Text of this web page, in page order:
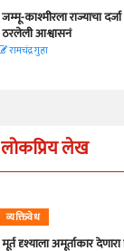
जम्मू-काश्मीरला राज्याचा
ठरलेली आश्वासनं
रामचंद्र गुहा
लोकप्रिय लेख
व्यक्तिवेध
मूर्त दृश्याला अमूर्ताकार देणारा